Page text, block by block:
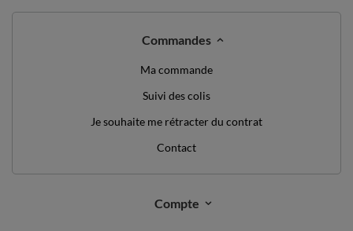
Commandes
Ma commande
Suivi des colis
Je souhaite me rétracter du contrat
Contact
Compte